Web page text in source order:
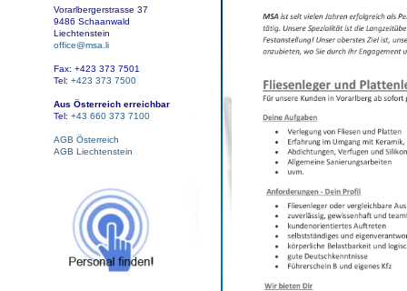
Vorarlbergerstrasse 37
9486 Schaanwald
Liechtenstein
office@msa.li
Fax: +423 373 7501
Tel: +423 373 7500
Aus Österreich erreichbar
Tel: +43 660 373 7100
AGB Österreich
AGB Liechtenstein